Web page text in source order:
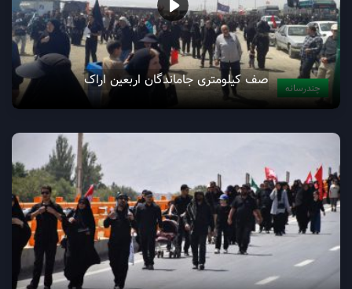
چندرسانه پیاده‌روی جاماندگان اربعین در اراک
چندرسانه صف کیلومتری جاماندگان اربعین اراک